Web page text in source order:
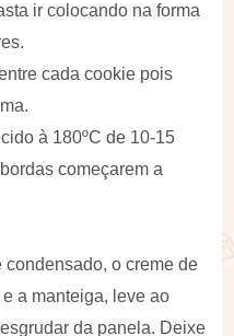
ir colocando na forma
cada cookie pois
à 180ºC de 10-15
começarem a
condensado, o creme de
a manteiga, leve ao
da panela. Deixe